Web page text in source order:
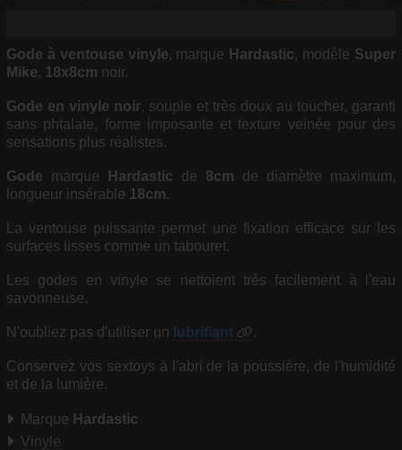
Gode à ventouse vinyle, marque Hardastic, modèle Super
Mike, 18x8cm noir.
Gode en vinyle noir, souple et très doux au toucher, garanti
sans phtalate, forme imposante et texture veinée pour des
sensations plus réalistes.
Gode marque Hardastic de 8cm de diamètre maximum,
longueur insérable 18cm.
La ventouse puissante permet une fixation efficace sur les
surfaces lisses comme un tabouret.
Les godes en vinyle se nettoient très facilement à l'eau
savonneuse.
N'oubliez pas d'utiliser un lubrifiant .
Conservez vos sextoys à l'abri de la poussière, de l'humidité
et de la lumière.
Marque Hardastic
Vinyle